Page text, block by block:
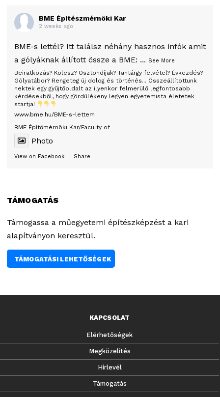
BME Építészmérnöki Kar
2 weeks ago
BME-s lettél? Itt találsz néhány hasznos infók amit
a gólyáknak állított össze a BME:
Beiratkozás? Kolesz? Ösztöndíjak? Tantárgy felvétel? Évkezdés?
Gólyatábor? Rengeteg új dolog és történés... Összeállítottunk
nektek egy gyűjtőoldalt az ilyenkor felmerülő legfontosabb
kérdésekből, hogy gördülékeny legyen egyetemista életetek
startja!
www.bme.hu/BME-s-lettem
BME Építőmérnöki Kar/Faculty of
... See More
Photo
View on Facebook · Share
TÁMOGATÁS
Támogassa a műegyetemi építészképzést a kari
alapítványon keresztül.
TÁMOGATÁSI LEHETŐSÉGEK
KAPCSOLAT
Elérhetőségek
Megközelítés
Hírlevél
Támogatás